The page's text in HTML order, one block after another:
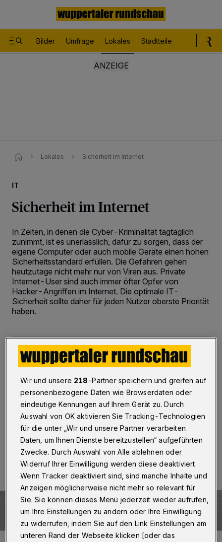
Bilder Umfrage Lokales Stadtteile
Lokales Sicherheit im Internet​
IT
Sicherheit im Internet
In Zeiten, in denen die Cyber-Kriminalität tagtäglich
zunimmt, ist es unerlässlich, dafür zu sorgen, dass der
eigene Computer oder auch mobile Geräte einen hohen
Sicherheitsstandard erfüllen. Die Gefahren gehen
heutzutage nicht mehr nur von Viren aus. Private
Internet-User sind auch immer öfter Opfer von
Hacker-Angriffen im Internet. Die optimale IT-
Sicherheit sollte daher für jeden Nutzer oberste Priorität
haben.
14.06.2022 , 14:23 Uhr 2 Minuten Lesezeit
Foto: Pixabay/vickygharat
Wir und unsere 218-Partner speichern und greifen auf
personenbezogene Daten wie Browserdaten oder
eindeutige Kennungen auf Ihrem Gerät zu. Durch
Auswahl von OK aktivieren Sie Tracking-Technologien
für die unter „Wir und unsere Partner verarbeiten
Daten, um Ihnen Dienste bereitzustellen“ aufgeführten
Zwecke. Durch Auswahl von Alle ablehnen oder
Widerruf Ihrer Einwilligung werden diese deaktiviert.
Wenn Tracker deaktiviert sind, sind manche Inhalte und
Anzeigen möglicherweise nicht mehr so relevant für
Sie. Sie können dieses Menü jederzeit wieder aufrufen,
um Ihre Einstellungen zu ändern oder Ihre Einwilligung
zu widerrufen, indem Sie auf den Link Einstellungen am
unteren Rand der Webseite klicken [oder das